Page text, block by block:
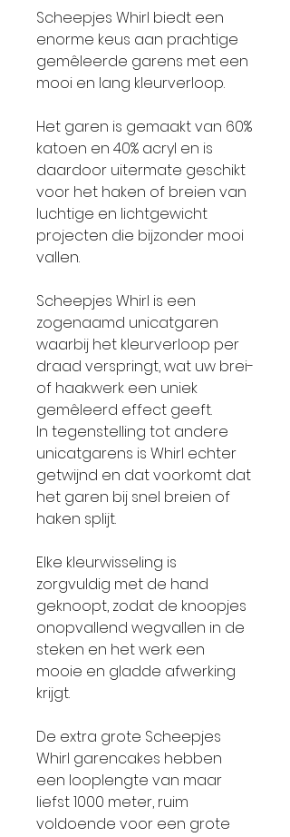
Scheepjes Whirl biedt een
enorme keus aan prachtige
gemêleerde garens met een
mooi en lang kleurverloop.
Het garen is gemaakt van 60%
katoen en 40% acryl en is
daardoor uitermate geschikt
voor het haken of breien van
luchtige en lichtgewicht
projecten die bijzonder mooi
vallen.
Scheepjes Whirl is een
zogenaamd unicatgaren
waarbij het kleurverloop per
draad verspringt, wat uw brei-
of haakwerk een uniek
gemêleerd effect geeft.
In tegenstelling tot andere
unicatgarens is Whirl echter
getwijnd en dat voorkomt dat
het garen bij snel breien of
haken splijt.
Elke kleurwisseling is
zorgvuldig met de hand
geknoopt, zodat de knoopjes
onopvallend wegvallen in de
steken en het werk een
mooie en gladde afwerking
krijgt.
De extra grote Scheepjes
Whirl garencakes hebben
een looplengte van maar
liefst 1000 meter, ruim
voldoende voor een grote